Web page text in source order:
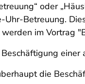
oder
Betreuung.
im Vortrag
die